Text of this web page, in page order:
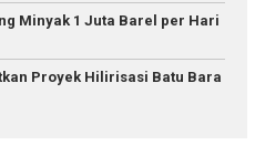
Minyak 1 Juta Barel per Hari
Proyek Hilirisasi Batu Bara